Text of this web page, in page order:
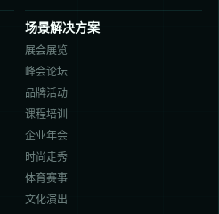
场景解决方案
展会展览
峰会论坛
品牌活动
课程培训
企业年会
时尚走秀
体育赛事
文化演出